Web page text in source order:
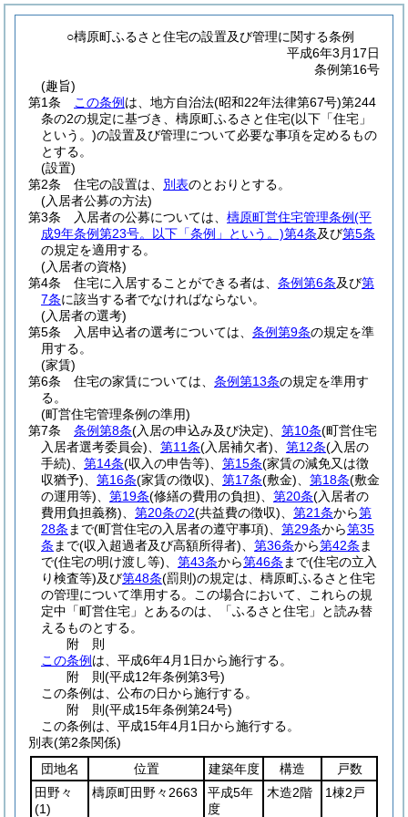
○檮原町ふるさと住宅の設置及び管理に関する条例
平成6年3月17日
条例第16号
(趣旨)
第1条
この条例 は、地方自治法(昭和22年法律第67号)第244
条の2の規定に基づき、檮原町ふるさと住宅(以下「住宅」
という。)の設置及び管理について必要な事項を定めるもの
とする。
(設置)
第2条
住宅の設置は、 別表のとおりとする。
(入居者公募の方法)
第3条
入居者の公募については、 檮原町営住宅管理条例(平
成9年条例第23号。以下「条例」という。)第4条及び第5条
の規定を適用する。
(入居者の資格)
第4条
住宅に入居することができる者は、 条例第6条及び第
7条に該当する者でなければならない。
(入居者の選考)
第5条
入居申込者の選考については、 条例第9条の規定を準
用する。
(家賃)
第6条
住宅の家賃については、 条例第13条の規定を準用す
る。
(町営住宅管理条例の準用)
第7条
条例第8条(入居の申込み及び決定) 第10条(町営住宅
入居者選考委員会)
第11条(入居補欠者) 第12条(入居の
手続)
第14条(収入の申告等) 第15条(家賃の減免又は徴
収猶予)
第16条(家賃の徴収) 第17条(敷金) 第18条(敷金
の運用等)
第19条(修繕の費用の負担) 第20条(入居者の
費用負担義務)
第20条の2(共益費の徴収) 第21条から第
28条 まで(町営住宅の入居者の遵守事項) 第29条から第35
条 まで(収入超過者及び高額所得者) 第36条から第42条 ま
で(住宅の明け渡し等) 第43条から第46条 まで(住宅の立入
り検査等)及び第48条(罰則)の規定は、檮原町ふるさと住宅
の管理について準用する。
この場合において、これらの規
定中「町営住宅」とあるのは、「ふるさと住宅」と読み替
えるものとする。
附 則
この条例 は、平成6年4月1日から施行する。
附 則(平成12年条例第3号)
この条例は、公布の日から施行する。
附 則(平成15年条例第24号)
この条例は、平成15年4月1日から施行する。
別表(第2条関係)
団地名
位置 建築年度 構造
戸数
田野々
(1)
檮原町田野々2663
平成5年
度
木造2階 1棟2戸